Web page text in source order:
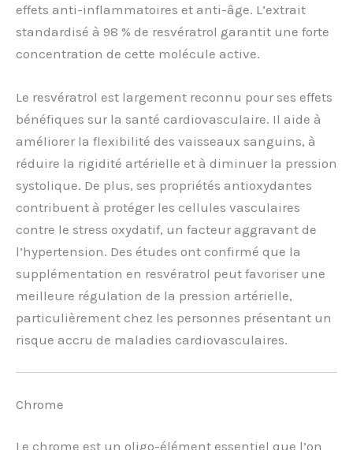
effets anti-inflammatoires et anti-âge. L’extrait
standardisé à 98 % de resvératrol garantit une forte
concentration de cette molécule active.
Le resvératrol est largement reconnu pour ses effets
bénéfiques sur la santé cardiovasculaire. Il aide à
améliorer la flexibilité des vaisseaux sanguins, à
réduire la rigidité artérielle et à diminuer la pression
systolique. De plus, ses propriétés antioxydantes
contribuent à protéger les cellules vasculaires
contre le stress oxydatif, un facteur aggravant de
l’hypertension. Des études ont confirmé que la
supplémentation en resvératrol peut favoriser une
meilleure régulation de la pression artérielle,
particulièrement chez les personnes présentant un
risque accru de maladies cardiovasculaires.
Chrome
Le chrome est un oligo-élément essentiel que l’on